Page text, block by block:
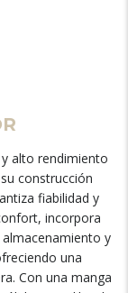
alto rendimiento
construcción
fiabilidad y
incorpora
y
una
Con una manga